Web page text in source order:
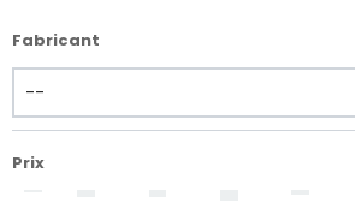
Fabricant
Prix